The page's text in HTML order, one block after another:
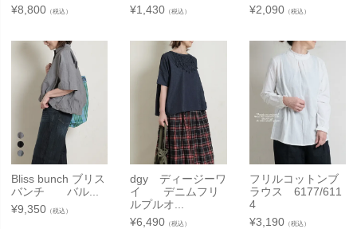
¥8,800 （税込）
¥1,430 （税込）
¥2,090（税込）
Bliss bunch ブリス
バンチ バル...
¥9,350 （税込）
dgy ディージーワ
イ デニムフリ
ルプルオ...
¥6,490 （税込）
フリルコットンブ
ラウス 6177/611
4
¥3,190（税込）